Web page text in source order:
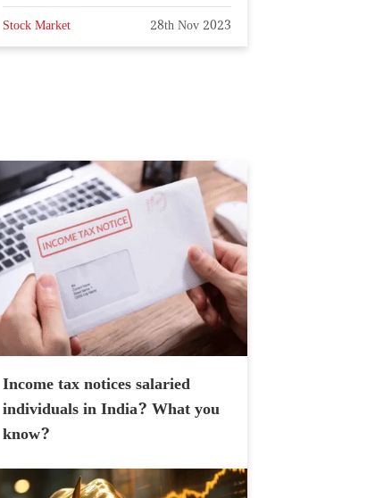
Stock Market 28th Nov 2023
Income tax notices salaried
individuals in India? What you
know?